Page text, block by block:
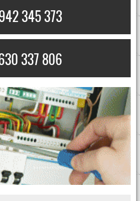
345 373
337 806